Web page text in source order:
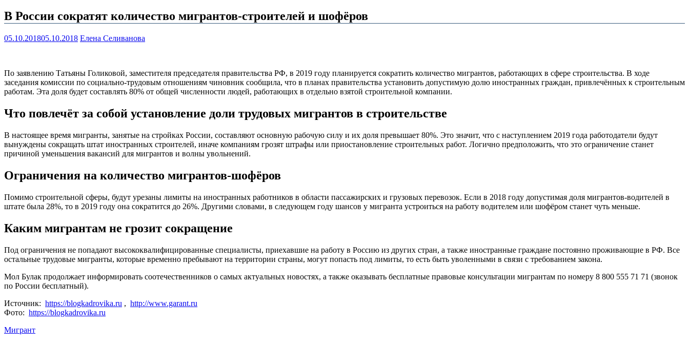
В России сократят количество мигрантов-строителей и шофёров
05.10.201805.10.2018 Елена Селиванова
По заявлению Татьяны Голиковой, заместителя председателя правительства РФ, в 2019 году планируется сократить количество мигрантов, работающих в сфере строительства. В ходе
заседания комиссии по социально-трудовым отношениям чиновник сообщила, что в планах правительства установить допустимую долю иностранных граждан, привлечённых к строительным
работам. Эта доля будет составлять 80% от общей численности людей, работающих в отдельно взятой строительной компании.
Что повлечёт за собой установление доли трудовых мигрантов в строительстве
В настоящее время мигранты, занятые на стройках России, составляют основную рабочую силу и их доля превышает 80%. Это значит, что с наступлением 2019 года работодатели будут
вынуждены сокращать штат иностранных строителей, иначе компаниям грозят штрафы или приостановление строительных работ. Логично предположить, что это ограничение станет
причиной уменьшения вакансий для мигрантов и волны увольнений.
Ограничения на количество мигрантов-шофёров
Помимо строительной сферы, будут урезаны лимиты на иностранных работников в области пассажирских и грузовых перевозок. Если в 2018 году допустимая доля мигрантов-водителей в
штате была 28%, то в 2019 году она сократится до 26%. Другими словами, в следующем году шансов у мигранта устроиться на работу водителем или шофёром станет чуть меньше.
Каким мигрантам не грозит сокращение
Под ограничения не попадают высококвалифицированные специалисты, приехавшие на работу в Россию из других стран, а также иностранные граждане постоянно проживающие в РФ. Все
остальные трудовые мигранты, которые временно пребывают на территории страны, могут попасть под лимиты, то есть быть уволенными в связи с требованием закона.
Мол Булак продолжает информировать соотечественников о самых актуальных новостях, а также оказывать бесплатные правовые консультации мигрантам по номеру 8 800 555 71 71 (звонок
по России бесплатный).
Источник: https://blogkadrovika.ru , http://www.garant.ru
Фото: https://blogkadrovika.ru
Мигрант